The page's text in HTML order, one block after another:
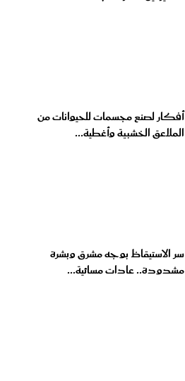
أفكار لصنع مجسمات للحيوانات من
الملاعق الخشبية وأغطية...
سر الاستيقاظ بوجه مشرق وبشرة
مشدودة.. عادات مسائية...